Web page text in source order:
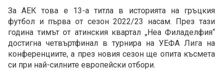
За АЕК това е 13-а титла в историята на гръцкия
футбол и първа от сезон 2022/23 насам. През тази
година тимът от атинския квартал „Неа Филаделфия“
достигна четвъртфинал в турнира на УЕФА Лига на
конференциите, а през новия сезон ще опита късмета
си при най-силните европейски отбори.